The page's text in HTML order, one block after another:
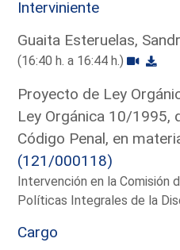
Interviniente
Guaita Esteruelas,
(16:40 h. a 16:44 h.)
Proyecto de Ley
Ley Orgánica 10/1995,
Código Penal, en
(121/000118)
Intervención en la Comisión
Políticas Integrales de la
Cargo